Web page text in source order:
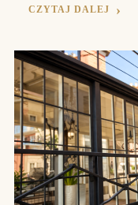
CZYTAJ DALEJ